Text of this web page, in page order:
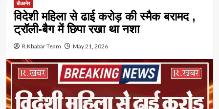
बीकानेर
विदेशी महिला से ढाई करोड़ की स्मैक बरामद ,
ट्रॉली-बैग में छिपा रखा था नशा
R.Khabar Team May 21, 2026